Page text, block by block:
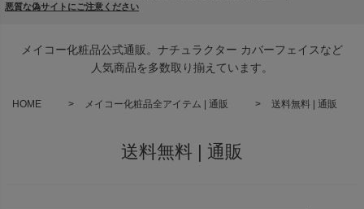
悪質な偽サイトにご注意ください
メイコー化粧品公式通販。ナチュラクター カバーフェイスなど
人気商品を多数取り揃えています。
HOME メイコー化粧品全アイテム | 通販 送料無料 | 通販
送料無料 | 通販